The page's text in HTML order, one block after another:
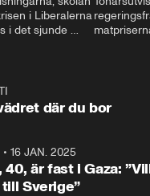
i Liberalerna
i det sjunde
My
ställer
och
till svars.
där du bor
• 16 JAN. 2025
40, är fast i Gaza:
Sverige”